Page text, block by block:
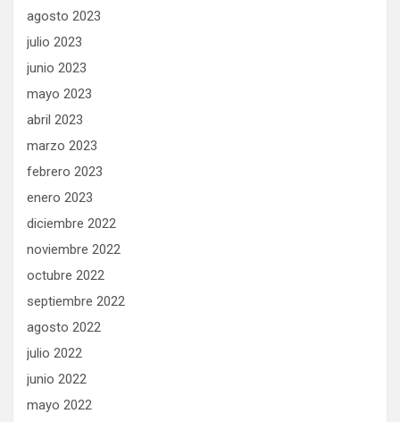
agosto 2023
julio 2023
junio 2023
mayo 2023
abril 2023
marzo 2023
febrero 2023
enero 2023
diciembre 2022
noviembre 2022
octubre 2022
septiembre 2022
agosto 2022
julio 2022
junio 2022
mayo 2022